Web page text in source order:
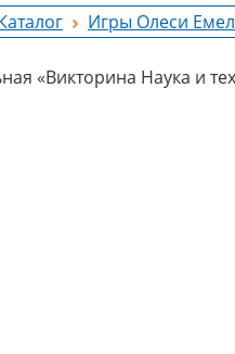
Игры Олеси